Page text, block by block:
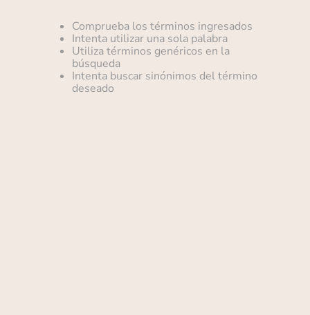
Comprueba los términos ingresados
Intenta utilizar una sola palabra
Utiliza términos genéricos en la
búsqueda
Intenta buscar sinónimos del término
deseado